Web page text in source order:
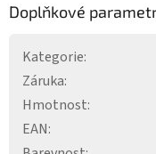
Doplňkové
Kategorie:
Záruka:
Hmotnost:
EAN: